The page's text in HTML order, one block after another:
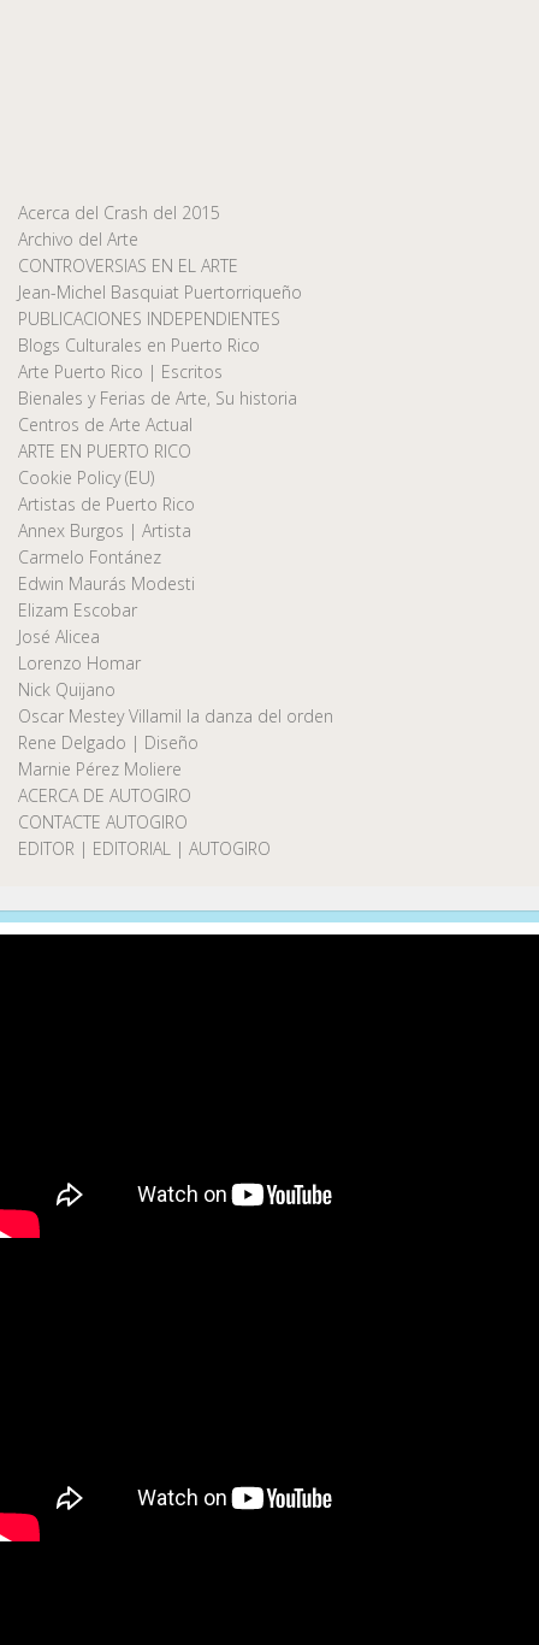
Acerca del Crash del 2015
Archivo del Arte
CONTROVERSIAS EN EL ARTE
Jean-Michel Basquiat Puertorriqueño
PUBLICACIONES INDEPENDIENTES
Blogs Culturales en Puerto Rico
Arte Puerto Rico | Escritos
Bienales y Ferias de Arte, Su historia
Centros de Arte Actual
ARTE EN PUERTO RICO
Cookie Policy (EU)
Artistas de Puerto Rico
Annex Burgos | Artista
Carmelo Fontánez
Edwin Maurás Modesti
Elizam Escobar
José Alicea
Lorenzo Homar
Nick Quijano
Oscar Mestey Villamil la danza del orden
Rene Delgado | Diseño
Marnie Pérez Moliere
ACERCA DE AUTOGIRO
CONTACTE AUTOGIRO
EDITOR | EDITORIAL | AUTOGIRO